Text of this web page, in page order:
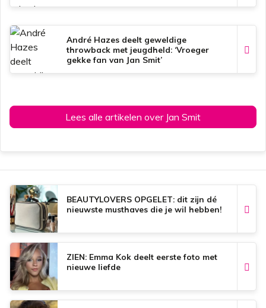
André Hazes deelt geweldige
throwback met jeugdheld: ‘Vroeger
gekke fan van Jan Smit’
Lees alle artikelen over Jan Smit
BEAUTYLOVERS OPGELET: dit zijn dé
nieuwste musthaves die je wil hebben!
ZIEN: Emma Kok deelt eerste foto met
nieuwe liefde